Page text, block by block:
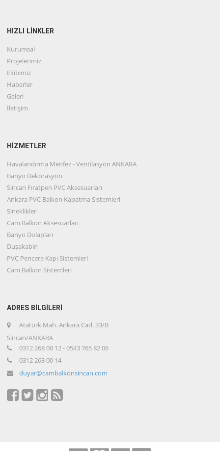
HIZLI LİNKLER
Kurumsal
Projelerimiz
Ekibimiz
Haberler
Galeri
İletişim
HİZMETLER
Havalandırma Menfez - Ventilasyon ANKARA
Banyo Dekorasyon
Sincan Fıratpen PVC Aksesuarları
Ankara PVC Balkon Kapatma Sistemleri
Sineklikler
Cam Balkon Aksesuarları
Banyo Dolapları
Duşakabin
PVC Pencere Kapı Sistemleri
Cam Balkon Sistemleri
ADRES BİLGİLERİ
Atatürk Mah. Ankara Cad. 33/B
Sincan/ANKARA
0312 268 00 12 - 0543 765 82 06
0312 268 00 14
duyar@cambalkonsincan.com